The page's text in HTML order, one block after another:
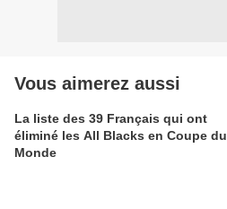
Vous aimerez aussi
La liste des 39 Français qui ont
éliminé les All Blacks en Coupe du
Monde